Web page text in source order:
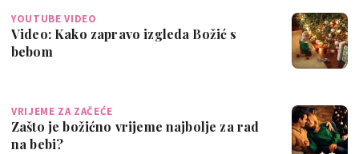
YOUTUBE VIDEO
Video: Kako zapravo izgleda Božić s
bebom
VRIJEME ZA ZAČEĆE
Zašto je božićno vrijeme najbolje za rad
na bebi?